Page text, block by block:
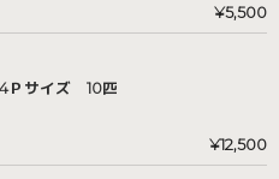
¥5,500
Ｐサイズ 10匹
¥12,500